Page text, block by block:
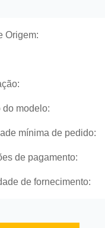
Origem:
do modelo:
mínima de pedido:
de pagamento:
de fornecimento: